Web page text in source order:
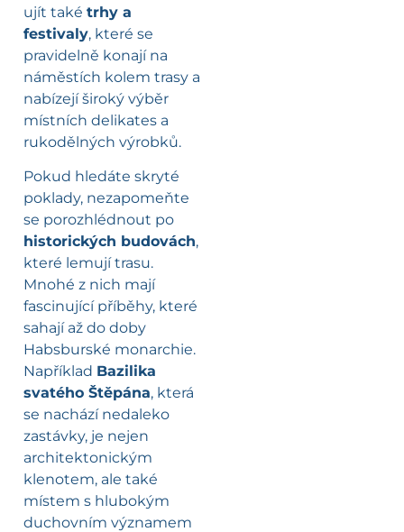
ujít také trhy a
festivaly, které se
pravidelně konají na
náměstích kolem trasy a
nabízejí široký výběr
místních delikates a
rukodělných výrobků.
Pokud hledáte skryté
poklady, nezapomeňte
se porozhlédnout po
historických budovách,
které lemují trasu.
Mnohé z nich mají
fascinující příběhy, které
sahají až do doby
Habsburské monarchie.
Například Bazilika
svatého Štěpána, která
se nachází nedaleko
zastávky, je nejen
architektonickým
klenotem, ale také
místem s hlubokým
duchovním významem